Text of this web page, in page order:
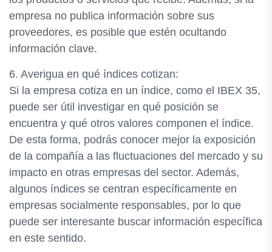
empresa no publica información sobre sus
proveedores, es posible que estén ocultando
información clave.
6. Averigua en qué índices cotizan:
Si la empresa cotiza en un índice, como el IBEX 35,
puede ser útil investigar en qué posición se
encuentra y qué otros valores componen el índice.
De esta forma, podrás conocer mejor la exposición
de la compañía a las fluctuaciones del mercado y su
impacto en otras empresas del sector. Además,
algunos índices se centran específicamente en
empresas socialmente responsables, por lo que
puede ser interesante buscar información específica
en este sentido.